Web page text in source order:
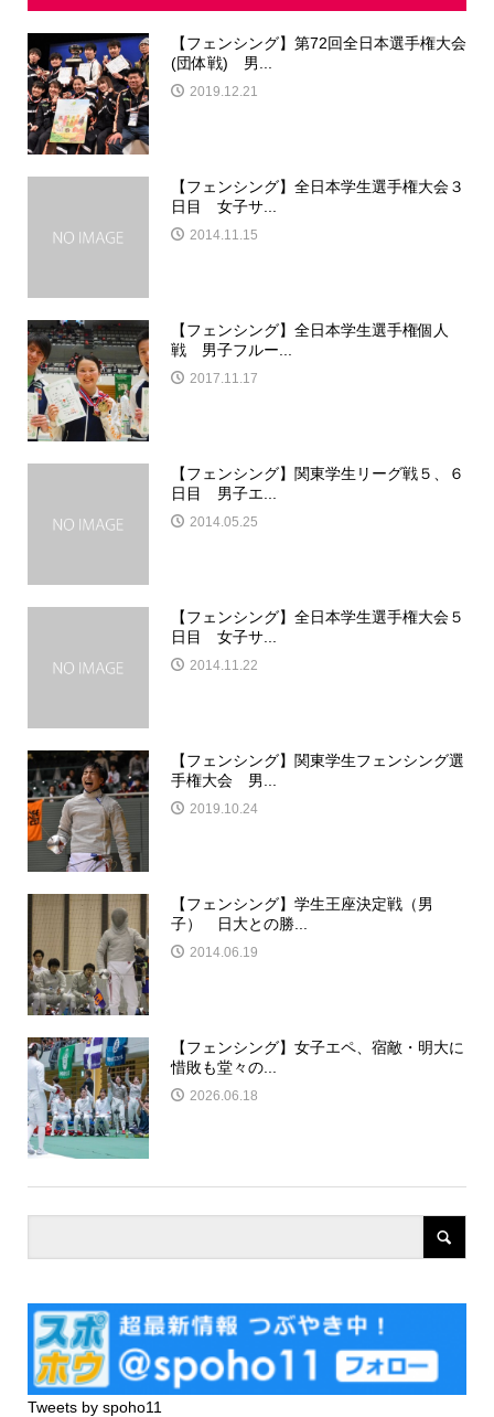
【フェンシング】第72回全日本選手権大会
(団体戦) 男...
2019.12.21
【フェンシング】全日本学生選手権大会３
日目 女子サ...
2014.11.15
【フェンシング】全日本学生選手権個人
戦 男子フルー...
2017.11.17
【フェンシング】関東学生リーグ戦５、６
日目 男子エ...
2014.05.25
【フェンシング】全日本学生選手権大会５
日目 女子サ...
2014.11.22
【フェンシング】関東学生フェンシング選
手権大会 男...
2019.10.24
【フェンシング】学生王座決定戦（男
子） 日大との勝...
2014.06.19
【フェンシング】女子エペ、宿敵・明大に
惜敗も堂々の...
2026.06.18
Tweets by spoho11